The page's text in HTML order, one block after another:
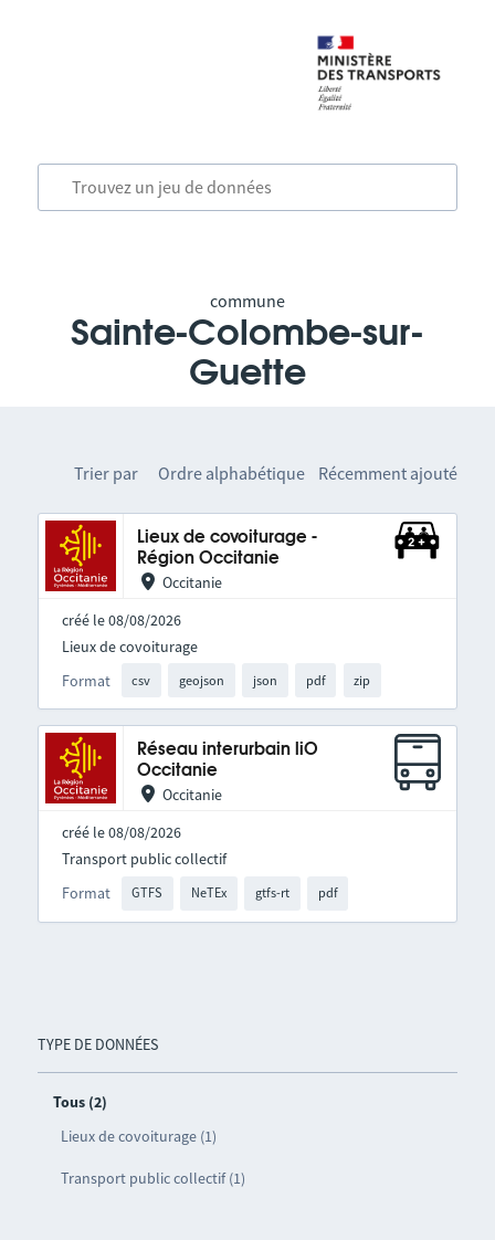
commune
Sainte-Colombe-sur-
Guette
TYPE DE DONNÉES
Tous (2)
Lieux de covoiturage (1)
Transport public collectif (1)
Trier par Ordre alphabétique Récemment ajouté
Lieux de covoiturage -
Région Occitanie
Occitanie
créé le 08/08/2026
Format csv geojson json pdf zip
Lieux de covoiturage
Réseau interurbain liO
Occitanie
Occitanie
créé le 08/08/2026
Format GTFS NeTEx gtfs-rt pdf
Transport public collectif